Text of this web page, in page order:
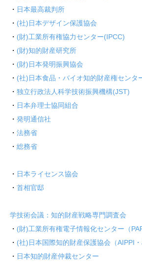
・ 日本最高裁判所
・ (社)日本デザイン保護協会
・ (財)工業所有権協力センター(IPCC)
・ (財)知的財産研究所
・ (財)日本発明振興協会
・ (社)日本食品・バイオ知的財産権センタ
・ 独立行政法人科学技術振興機構(JST)
・ 日本弁理士協同組合
・ 発明通信社
・ 法務省
・ 総務省
・ 日本ライセンス協会
・ 首相官邸
学技術会議：知的財産戦略専門調査会
・ (財)工業所有権電子情報化センター（
・ (社)日本国際知的財産保護協会（AIPPI・
・ 日本知的財産仲裁センター